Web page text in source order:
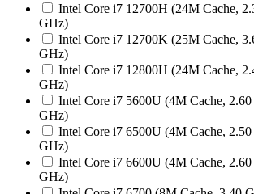
Intel Core i7 12700H (24M Cache,
GHz)
Intel Core i7 12700K (25M Cache,
GHz)
Intel Core i7 12800H (24M Cache,
GHz)
Intel Core i7 5600U (4M Cache,
GHz)
Intel Core i7 6500U (4M Cache,
GHz)
Intel Core i7 6600U (4M Cache,
GHz)